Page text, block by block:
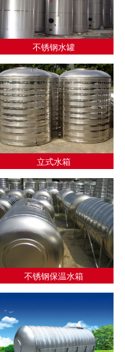
不锈钢水罐
立式水箱
不锈钢保温水箱